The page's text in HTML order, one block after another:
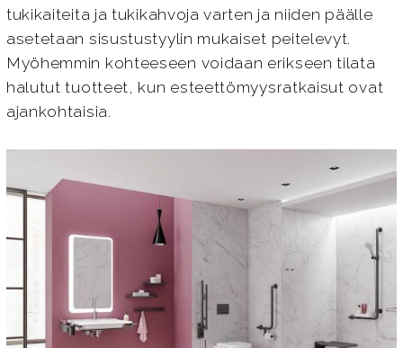
tukikaiteita ja tukikahvoja varten ja niiden päälle
asetetaan sisustustyylin mukaiset peitelevyt.
Myöhemmin kohteeseen voidaan erikseen tilata
halutut tuotteet, kun esteettömyysratkaisut ovat
ajankohtaisia.